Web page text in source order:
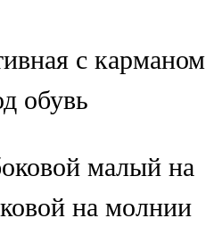
с карманом
обувь
малый на
на молнии